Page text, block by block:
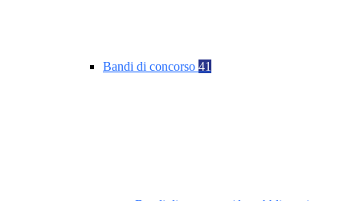
Bandi di concorso 41